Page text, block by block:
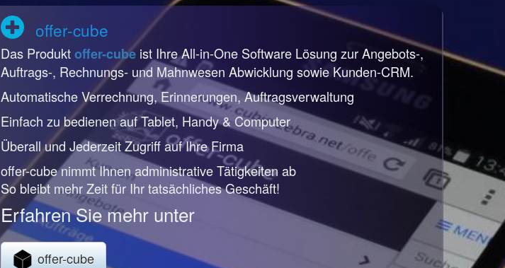
offer-cube
Das Produktoffer-cubeist Ihre All-in-One Software Lösung zur Angebots-,
Auftrags-, Rechnungs- und Mahnwesen Abwicklung sowie Kunden-CRM.
Automatische Verrechnung, Erinnerungen, Auftragsverwaltung
Einfach zu bedienen auf Tablet, Handy & Computer
Überall und Jederzeit Zugriff auf Ihre Firma
offer-cube nimmt Ihnen administrative Tätigkeiten ab
So bleibt mehr Zeit für Ihr tatsächliches Geschäft!
Erfahren Sie mehr unter
offer-cube